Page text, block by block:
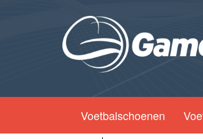
Voetbalschoenen